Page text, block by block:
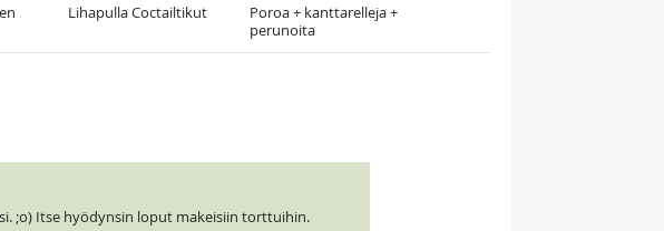
Lihapulla Coctailtikut
Poroa + kanttarelleja +
perunoita
;o) Itse hyödynsin loput makeisiin torttuihin.